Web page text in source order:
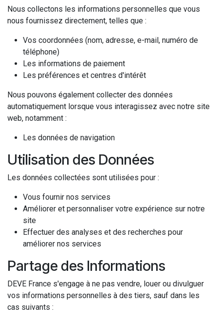
Nous collectons les informations personnelles que vous
nous fournissez directement, telles que :
Vos coordonnées (nom, adresse, e-mail, numéro de
téléphone)
Les informations de paiement
Les préférences et centres d'intérêt
Nous pouvons également collecter des données
automatiquement lorsque vous interagissez avec notre site
web, notamment :
Les données de navigation
Utilisation des Données
Les données collectées sont utilisées pour :
Vous fournir nos services
Améliorer et personnaliser votre expérience sur notre
site
Effectuer des analyses et des recherches pour
améliorer nos services
Partage des Informations
DEVE France s'engage à ne pas vendre, louer ou divulguer
vos informations personnelles à des tiers, sauf dans les
cas suivants :